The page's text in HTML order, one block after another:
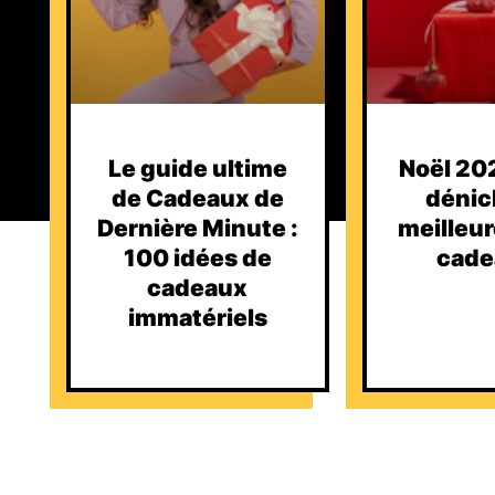
Le guide ultime
de Cadeaux de
Dernière Minute :
100 idées de
cadeaux
immatériels
Noël